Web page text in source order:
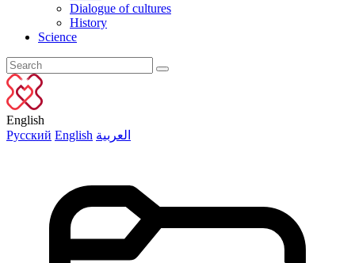
Dialogue of cultures
History
Science
English
Русский English العربية